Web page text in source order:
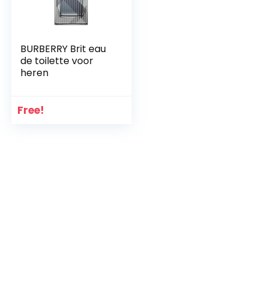
BURBERRY Brit eau
de toilette voor
heren
Free!